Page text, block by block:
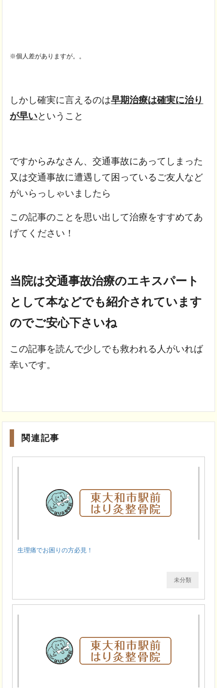
※個人差がありますが。。
しかし確実に言えるのは早期治療は確実に治り
が早いということ
ですからみなさん、交通事故にあってしまった
又は交通事故に遭遇して困っているご友人など
がいらっしゃいましたら
この記事のことを思い出して治療をすすめてあ
げてください！
当院は交通事故治療のエキスパート
として本などでも紹介されています
のでご安心下さいね
この記事を読んで少しでも救われる人がいれば
幸いです。
関連記事
生理痛でお困りの方必見！
未分類